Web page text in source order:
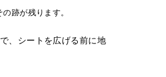
跡が残ります。
、シートを広げる前に地